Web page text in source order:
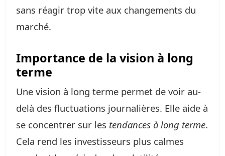
sans réagir trop vite aux changements du
marché.
Importance de la vision à long
terme
Une vision à long terme permet de voir au-
delà des fluctuations journalières. Elle aide à
se concentrer sur les tendances à long terme.
Cela rend les investisseurs plus calmes